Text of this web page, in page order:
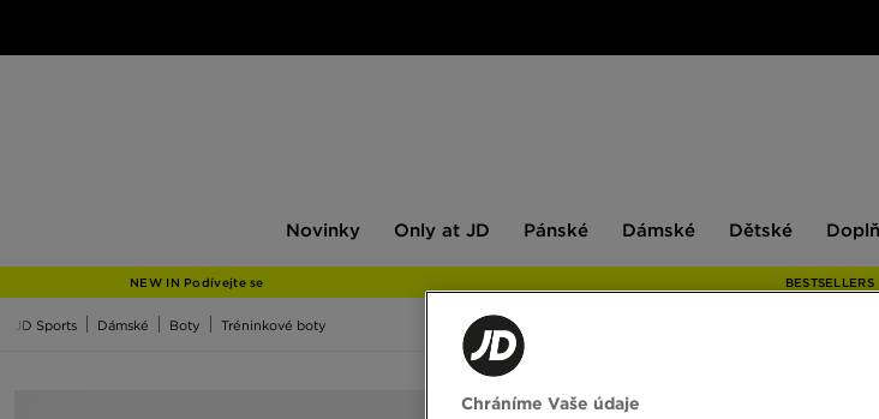
Novinky
JD
Only at JD Pánské Dámské Dětské
NEW IN Podívejte se BESTSELLERS
JD Sports Dámské Boty Tréninkové boty
Chráníme Vaše údaje